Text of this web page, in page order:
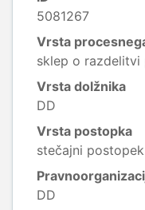
5081267
Vrsta
sklep o razdelitvi
Vrsta dolžnika
DD
Vrsta postopka
stečajni
DD